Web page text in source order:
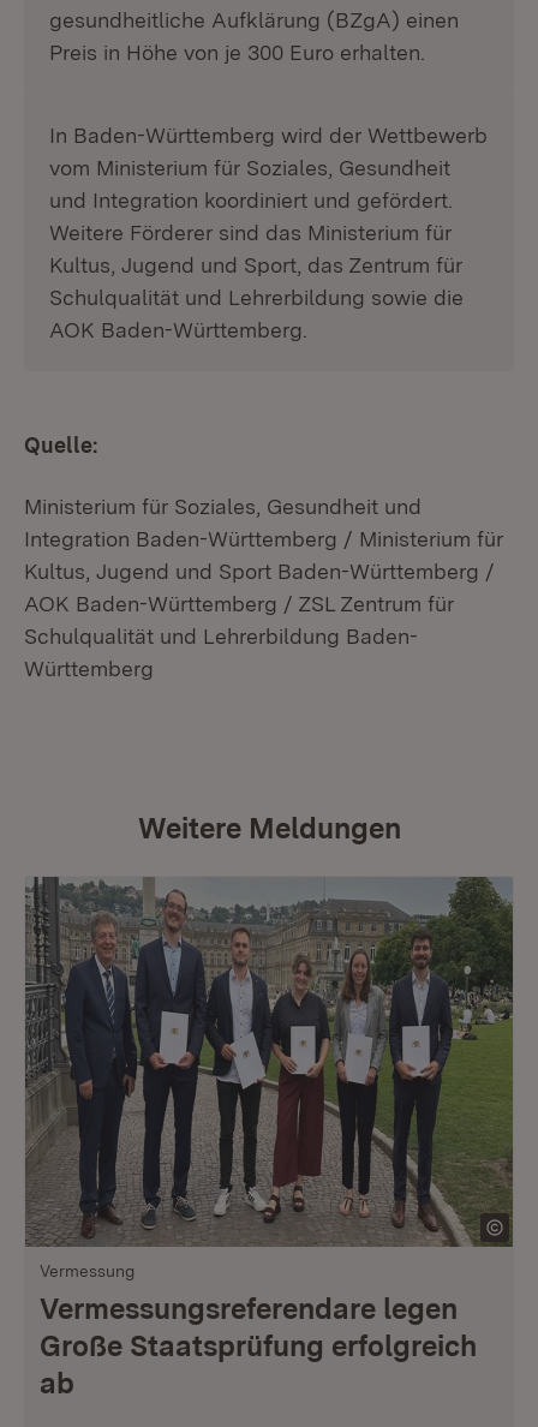
gesundheitliche Aufklärung (BZgA) einen
Preis in Höhe von je 300 Euro erhalten.
In Baden-Württemberg wird der Wettbewerb
vom Ministerium für Soziales, Gesundheit
und Integration koordiniert und gefördert.
Weitere Förderer sind das Ministerium für
Kultus, Jugend und Sport, das Zentrum für
Schulqualität und Lehrerbildung sowie die
AOK Baden-Württemberg.
Quelle:
Ministerium für Soziales, Gesundheit und
Integration Baden-Württemberg / Ministerium für
Kultus, Jugend und Sport Baden-Württemberg /
AOK Baden-Württemberg / ZSL Zentrum für
Schulqualität und Lehrerbildung Baden-
Württemberg
Weitere Meldungen
Vermessung
Vermessungsreferendare legen
Große Staatsprüfung erfolgreich
ab